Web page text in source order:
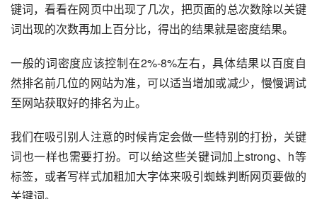
键词，看看在网页中出现了几次，把页面的总次数除以关键
词出现的次数再加上百分比，得出的结果就是密度结果。
一般的词密度应该控制在2%-8%左右，具体结果以百度自
然排名前几位的网站为准，可以适当增加或减少，慢慢调试
至网站获取好的排名为止。
我们在吸引别人注意的时候肯定会做一些特别的打扮，关键
词也一样也需要打扮。可以给这些关键词加上strong、h等
标签，或者写样式加粗加大字体来吸引蜘蛛判断网页要做的